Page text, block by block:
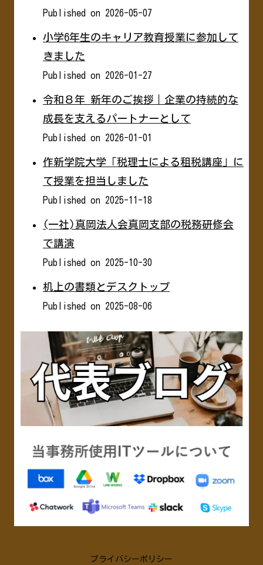
Published on 2026-05-07
小学6年生のキャリア教育授業に参加して
きました
Published on 2026-01-27
令和８年 新年のご挨拶｜企業の持続的な
成長を支えるパートナーとして
Published on 2026-01-01
作新学院大学「税理士による租税講座」に
て授業を担当しました
Published on 2025-11-18
(一社)真岡法人会真岡支部の税務研修会
で講演
Published on 2025-10-30
机上の書類とデスクトップ
Published on 2025-08-06
プライバシーポリシー